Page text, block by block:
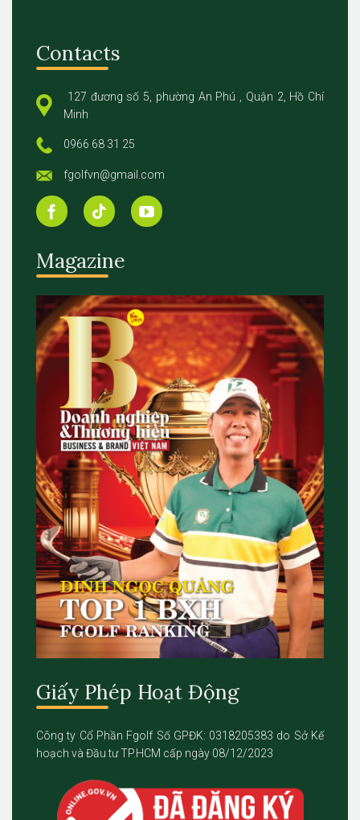
Contacts
127 đương số 5, phường An Phú , Quận 2, Hồ Chí
Minh
0966 68 31 25
fgolfvn@gmail.com
Magazine
Giấy Phép Hoạt Động
Công ty Cổ Phần Fgolf Số GPĐK: 0318205383 do Sở Kế
hoạch và Đầu tư TP.HCM cấp ngày 08/12/2023